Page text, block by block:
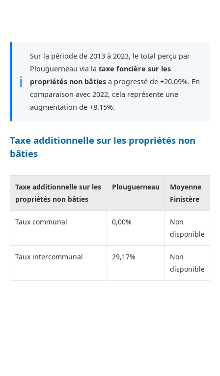
ℹ
Sur la période de 2013 à 2023, le total perçu par
Plouguerneau via la taxe foncière sur les
propriétés non bâties a progressé de +20.09%. En
comparaison avec 2022, cela représente une
augmentation de +8.15%.
Taxe additionnelle sur les propriétés non
bâties
Taxe additionnelle sur les
propriétés non bâties
Plouguerneau
Moyenne
Finistère
Taux communal 0,00%
Non
disponible
Taux intercommunal 29,17%
Non
disponible